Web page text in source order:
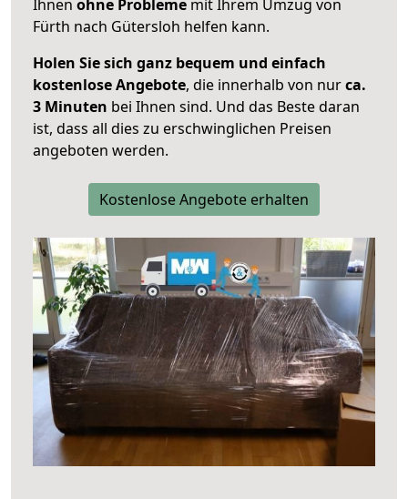
Ihnen ohne Probleme mit Ihrem Umzug von
Fürth nach Gütersloh helfen kann.
Holen Sie sich ganz bequem und einfach
kostenlose Angebote, die innerhalb von nurca.
3 Minuten bei Ihnen sind. Und das Beste daran
ist, dass all dies zu erschwinglichen Preisen
angeboten werden.
Kostenlose Angebote erhalten